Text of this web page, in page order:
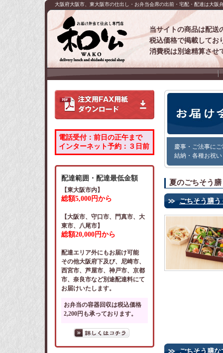
大阪府大阪市、東大阪市の仕出し・お弁当会席の出前・宅配・配達は大
当サイトの商品は配送
税込価格で掲載してお
消費税は別途精算させ
電話受付：前日の正午まで
インターネット予約：３日前
配達範囲・配達最低金額
【東大阪市内】
総額5,000円から
【大阪市、守口市、門真市、大
東市、八尾市】
総額20,000円から
配達エリア外にもお届け可能
その他大阪府下及び、尼崎市、
西宮市、芦屋市、神戸市、京都
市、奈良市など別途配達料にて
お届けいたします。
お弁当の容器回収は税込価格
2,200円も承っております。
慶事・ご法事に
結納・各種お祝
夏のごちそう膳
ごちそう膳
ごちそう膳